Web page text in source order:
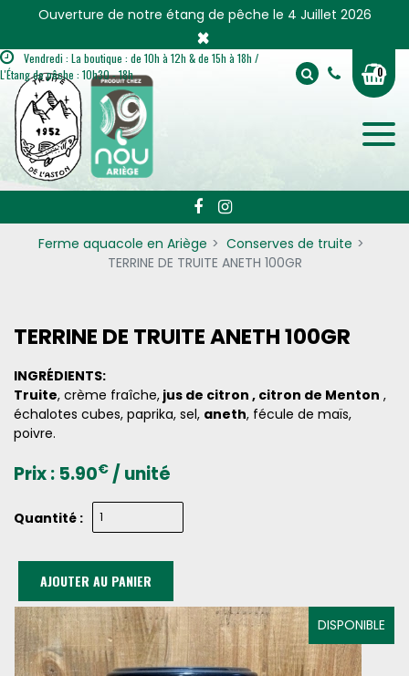
Ouverture de notre étang de pêche le 4 Juillet 2026
×
Vendredi : La boutique : de 10h à 12h & de 15h à 18h /
L'Étang de pêche : 10h30 - 18h
0
Ferme aquacole en Ariège
Conserves de truite
TERRINE DE TRUITE ANETH 100GR
DISPONIBLE
TERRINE DE TRUITE ANETH 100GR
INGRÉDIENTS:
Truite, crème fraîche, jus de citron , citron de Menton ,
échalotes cubes, paprika, sel, aneth, fécule de maïs,
poivre.
Prix : 5.90€ / unité
Quantité :
AJOUTER AU PANIER
Panneau de gestion des cookies